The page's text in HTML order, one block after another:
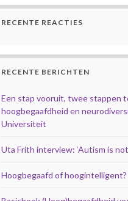
RECENTE REACTIES
RECENTE BERICHTEN
Een stap vooruit, twee stappen
hoogbegaafdheid en
Universiteit
Uta Frith interview: ‘Autism is
Hoogbegaafd of hoogintelligent?